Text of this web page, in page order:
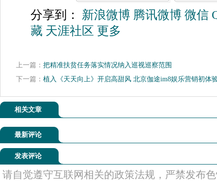
分享到： 新浪微博 腾讯微博 微信
藏 天涯社区 更多
上一篇： 把精准扶贫任务落实情况纳入巡视巡察范围
下一篇： 植入《天天向上》开启高甜风 北京伽途im8娱乐营销初体
相关文章
最新评论
发表评论
请自觉遵守互联网相关的政策法规，严禁发布